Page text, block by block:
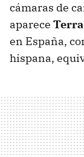
cámaras de
aparece Terra
en España,
hispana,